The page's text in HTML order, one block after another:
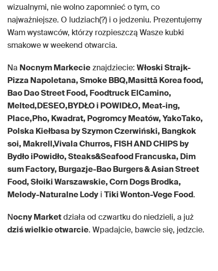
wizualnymi, nie wolno zapomnieć o tym, co
najważniejsze. O ludziach(?) i o jedzeniu. Prezentujemy
Wam wystawców, którzy rozpieszczą Wasze kubki
smakowe w weekend otwarcia.
Na Nocnym Markecieznajdziecie: Włoski Strajk-
Pizza Napoletana, Smoke BBQ,Masittā Korea food,
Bao Dao Street Food, Foodtruck ElCamino,
Melted,DESEO,BYDŁO i POWIDŁO, Meat-ing,
Place,Pho, Kwadrat, Pogromcy Meatów, YakoTako,
Polska Kiełbasa by Szymon Czerwiński, Bangkok
soi, Makrell,Vivala Churros, FISH AND CHIPS by
Bydło iPowidło, Steaks&Seafood Francuska, Dim
sum Factory, Burgazje-Bao Burgers & Asian Street
Food, Słoiki Warszawskie, Corn Dogs Brodka,
Melody-Naturalne Lody i Tiki Wonton-Vege Food.
Nocny Marketdziała od czwartku do niedzieli, a już
dziś wielkie otwarcie. Wpadajcie, bawcie się, jedzcie.